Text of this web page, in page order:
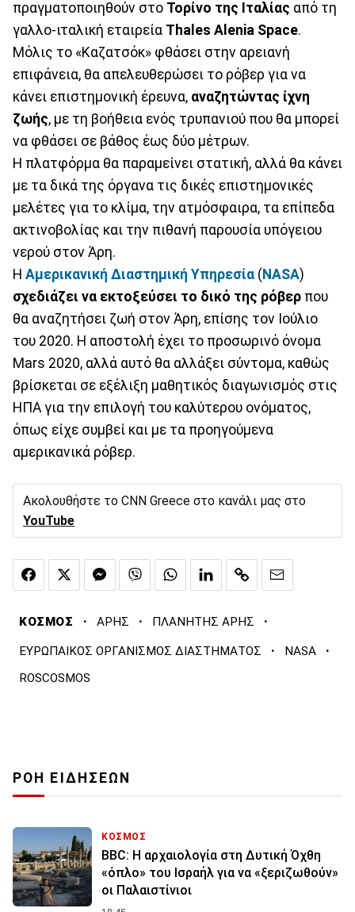
πραγματοποιηθούν στο Τορίνο της Ιταλίας από τη
γαλλο-ιταλική εταιρεία Thales Alenia Space.
Μόλις το «Καζατσόκ» φθάσει στην αρειανή
επιφάνεια, θα απελευθερώσει το ρόβερ για να
κάνει επιστημονική έρευνα, αναζητώντας ίχνη
ζωής, με τη βοήθεια ενός τρυπανιού που θα μπορεί
να φθάσει σε βάθος έως δύο μέτρων.
Η πλατφόρμα θα παραμείνει στατική, αλλά θα κάνει
με τα δικά της όργανα τις δικές επιστημονικές
μελέτες για το κλίμα, την ατμόσφαιρα, τα επίπεδα
ακτινοβολίας και την πιθανή παρουσία υπόγειου
νερού στον Άρη.
Η Αμερικανική Διαστημική Υπηρεσία ( NASA)
σχεδιάζει να εκτοξεύσει το δικό της ρόβερ που
θα αναζητήσει ζωή στον Άρη, επίσης τον Ιούλιο
του 2020. Η αποστολή έχει το προσωρινό όνομα
Mars 2020, αλλά αυτό θα αλλάξει σύντομα, καθώς
βρίσκεται σε εξέλιξη μαθητικός διαγωνισμός στις
ΗΠΑ για την επιλογή του καλύτερου ονόματος,
όπως είχε συμβεί και με τα προηγούμενα
αμερικανικά ρόβερ.
Ακολουθήστε το CNN Greece στο κανάλι μας στο
YouTube
ΚΟΣΜΟΣ · ΑΡΗΣ · ΠΛΑΝΗΤΗΣ ΑΡΗΣ ·
ΕΥΡΩΠΑΙΚΟΣ ΟΡΓΑΝΙΣΜΟΣ ΔΙΑΣΤΗΜΑΤΟΣ · NASA ·
ROSCOSMOS
ΡΟΗ ΕΙΔΗΣΕΩΝ
ΚΟΣΜΟΣ
BBC: Η αρχαιολογία στη Δυτική Όχθη
«όπλο» του Ισραήλ για να «ξεριζωθούν»
οι Παλαιστίνιοι